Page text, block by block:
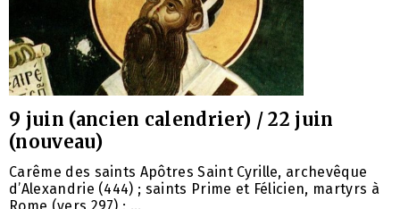
9 juin (ancien calendrier) / 22 juin
(nouveau)
Carême des saints Apôtres Saint Cyrille, archevêque
d’Alexandrie (444) ; saints Prime et Félicien, martyrs à